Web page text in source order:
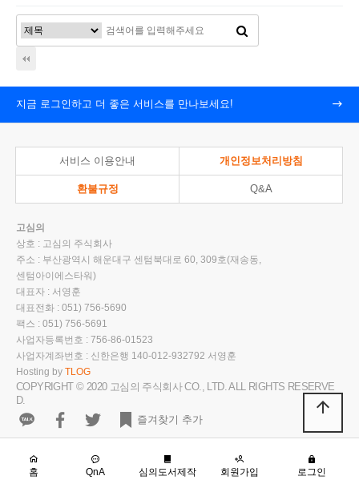
지금 로그인하고 더 좋은 서비스를 만나보세요!
홈 QnA 심의도서제작 회원가입 로그인
서비스 이용안내 개인정보처리방침
환불규정 Q&A
고심의
상호 : 고심의 주식회사
주소 : 부산광역시 해운대구 센텀북대로 60, 309호(재송동,
센텀아이에스타워)
대표자 : 서영훈
대표전화 : 051) 756-5690
팩스 : 051) 756-5691
사업자등록번호 : 756-86-01523
사업자계좌번호 : 신한은행 140-012-932792 서영훈
Hosting by TLOG
COPYRIGHT © 2020 고심의 주식회사 CO., LTD. ALL RIGHTS RESERVE
D.
즐겨찾기 추가
arrow_upward